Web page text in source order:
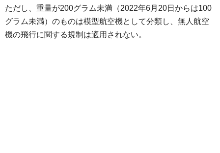
ただし、重量が200グラム未満（2022年6月20日からは100
グラム未満）のものは模型航空機として分類し、無人航空
機の飛行に関する規制は適用されない。